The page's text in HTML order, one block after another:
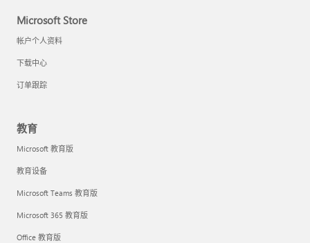
Microsoft Store
帐户个人资料
下载中心
订单跟踪
教育
Microsoft 教育版
教育设备
Microsoft Teams 教育版
Microsoft 365 教育版
Office 教育版